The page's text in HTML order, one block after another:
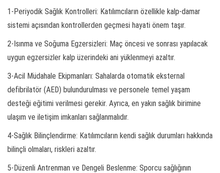
1-Periyodik Sağlık Kontrolleri: Katılımcıların özellikle kalp-damar
sistemi açısından kontrollerden geçmesi hayati önem taşır.
2-Isınma ve Soğuma Egzersizleri: Maç öncesi ve sonrası yapılacak
uygun egzersizler kalp üzerindeki ani yüklenmeyi azaltır.
3-Acil Müdahale Ekipmanları: Sahalarda otomatik eksternal
defibrilatör (AED) bulundurulması ve personele temel yaşam
desteği eğitimi verilmesi gerekir. Ayrıca, en yakın sağlık birimine
ulaşım ve iletişim imkanları sağlanmalıdır.
4-Sağlık Bilinçlendirme: Katılımcıların kendi sağlık durumları hakkında
bilinçli olmaları, riskleri azaltır.
5-Düzenli Antrenman ve Dengeli Beslenme: Sporcu sağlığının